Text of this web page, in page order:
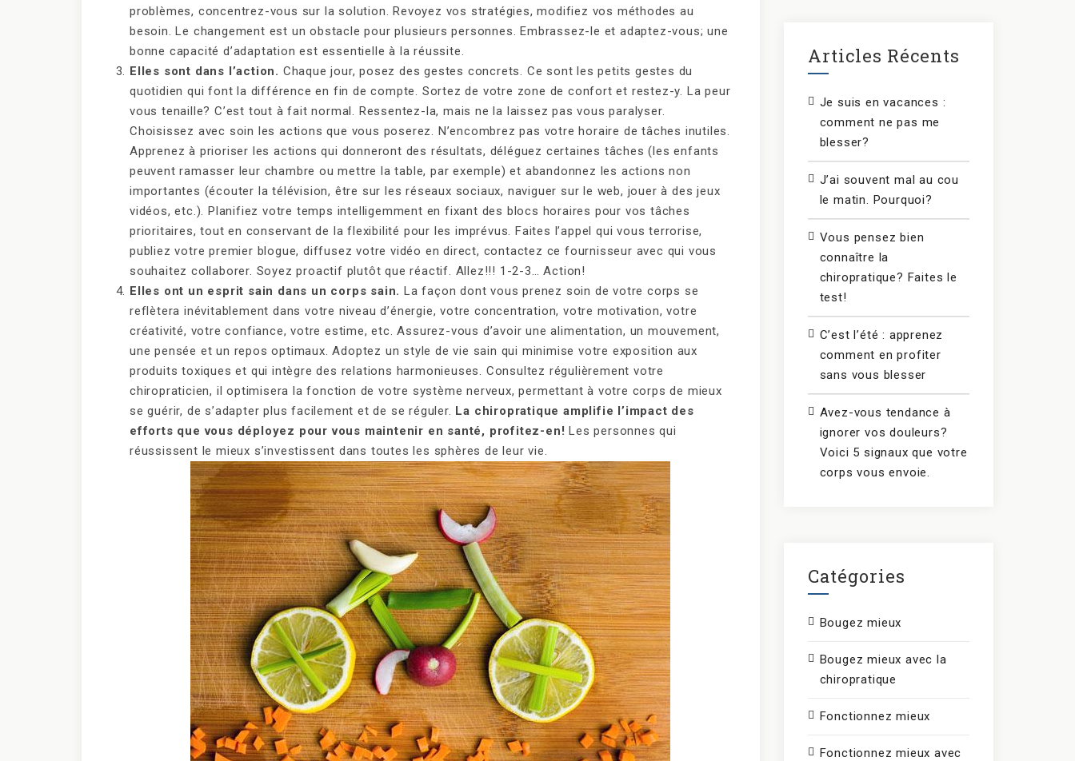
problèmes, concentrez-vous sur la solution. Revoyez vos stratégies, modifiez vos méthodes au
besoin. Le changement est un obstacle pour plusieurs personnes. Embrassez-le et adaptez-vous; une
bonne capacité d’adaptation est essentielle à la réussite.
Elles sont dans l’action. Chaque jour, posez des gestes concrets. Ce sont les petits gestes du
quotidien qui font la différence en fin de compte. Sortez de votre zone de confort et restez-y. La peur
vous tenaille? C’est tout à fait normal. Ressentez-la, mais ne la laissez pas vous paralyser.
Choisissez avec soin les actions que vous poserez. N’encombrez pas votre horaire de tâches inutiles.
Apprenez à prioriser les actions qui donneront des résultats, déléguez certaines tâches (les enfants
peuvent ramasser leur chambre ou mettre la table, par exemple) et abandonnez les actions non
importantes (écouter la télévision, être sur les réseaux sociaux, naviguer sur le web, jouer à des jeux
vidéos, etc.). Planifiez votre temps intelligemment en fixant des blocs horaires pour vos tâches
prioritaires, tout en conservant de la flexibilité pour les imprévus. Faites l’appel qui vous terrorise,
publiez votre premier blogue, diffusez votre vidéo en direct, contactez ce fournisseur avec qui vous
souhaitez collaborer. Soyez proactif plutôt que réactif. Allez!!! 1-2-3… Action!
Elles ont un esprit sain dans un corps sain. La façon dont vous prenez soin de votre corps se
reflètera inévitablement dans votre niveau d’énergie, votre concentration, votre motivation, votre
créativité, votre confiance, votre estime, etc. Assurez-vous d’avoir une alimentation, un mouvement,
une pensée et un repos optimaux. Adoptez un style de vie sain qui minimise votre exposition aux
produits toxiques et qui intègre des relations harmonieuses. Consultez régulièrement votre
chiropraticien, il optimisera la fonction de votre système nerveux, permettant à votre corps de mieux
se guérir, de s’adapter plus facilement et de se réguler. La chiropratique amplifie l’impact des
efforts que vous déployez pour vous maintenir en santé, profitez-en! Les personnes qui
réussissent le mieux s’investissent dans toutes les sphères de leur vie.
Articles Récents
Je suis en vacances :
comment ne pas me
blesser?
J’ai souvent mal au cou
le matin. Pourquoi?
Vous pensez bien
connaître la
chiropratique? Faites le
test!
C’est l’été : apprenez
comment en profiter
sans vous blesser
Avez-vous tendance à
ignorer vos douleurs?
Voici 5 signaux que votre
corps vous envoie.
Catégories
Bougez mieux
Bougez mieux avec la
chiropratique
Fonctionnez mieux
Fonctionnez mieux avec